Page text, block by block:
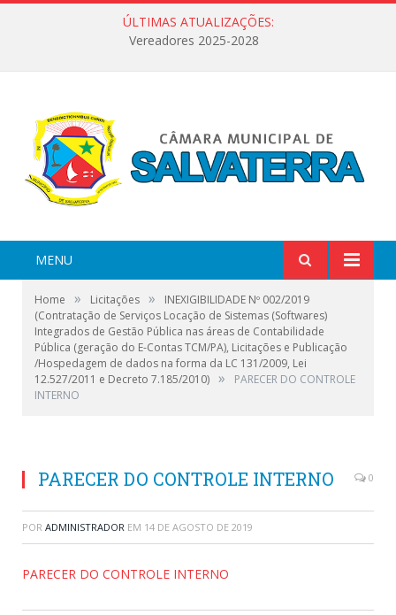
ÚLTIMAS ATUALIZAÇÕES:
Vereadores 2025-2028
MENU
Home » Licitações »
INEXIGIBILIDADE Nº 002/2019
(Contratação de Serviços Locação de Sistemas (Softwares)
Integrados de Gestão Pública nas áreas de Contabilidade
Pública (geração do E-Contas TCM/PA), Licitações e Publicação
/Hospedagem de dados na forma da LC 131/2009, Lei
12.527/2011 e Decreto 7.185/2010) »
PARECER DO CONTROLE
INTERNO
PARECER DO CONTROLE INTERNO 0
POR ADMINISTRADOR EM 14 DE AGOSTO DE 2019
PARECER DO CONTROLE INTERNO